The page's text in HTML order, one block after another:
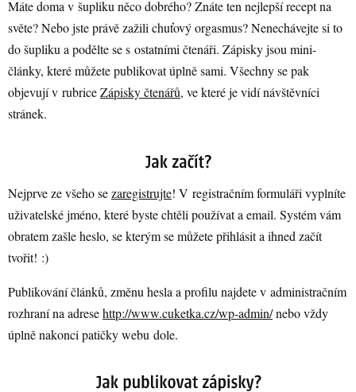
Máte doma v šupliku něco dobrého? Znáte ten nejlepší recept na
světe? Nebo jste právě zažili chuťový orgasmus? Nenechávejte si to
do šupliku a podělte se s ostatními čtenáři. Zápisky jsou mini-
články, které můžete publikovat úplně sami. Všechny se pak
objevují v rubriceZápisky čtenářů, ve které je vidí návštěvníci
stránek.
Nejprve ze všeho sezaregistrujte! V registračním formuláři vyplníte
uživatelské jméno, které byste chtěli používat a email. Systém vám
obratem zašle heslo, se kterým se můžete přihlásit a ihned začít
tvořit! :)
Publikování článků, změnu hesla a profilu najdete v administračním
rozhraní na adresehttp://www.cuketka.cz/wp-admin/nebo vždy
úplně nakonci patičky webu dole.